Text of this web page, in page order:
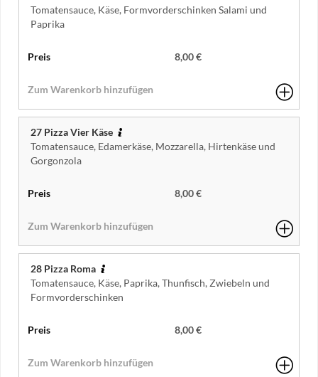
Tomatensauce, Käse, Formvorderschinken Salami und
Paprika
8,00 €
27 Pizza Vier Käse
Tomatensauce, Edamerkäse, Mozzarella, Hirtenkäse und
Gorgonzola
8,00 €
28 Pizza Roma
Tomatensauce, Käse, Paprika, Thunfisch, Zwiebeln und
Formvorderschinken
8,00 €